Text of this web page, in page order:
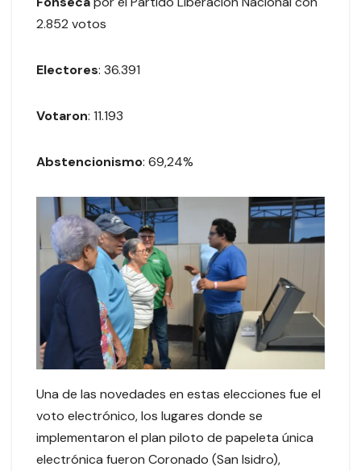
2.852 votos
Electores: 36.391
Votaron: 11.193
Abstencionismo: 69,24%
Una de las novedades en estas elecciones fue el
voto electrónico, los lugares donde se
implementaron el plan piloto de papeleta única
electrónica fueron Coronado (San Isidro),